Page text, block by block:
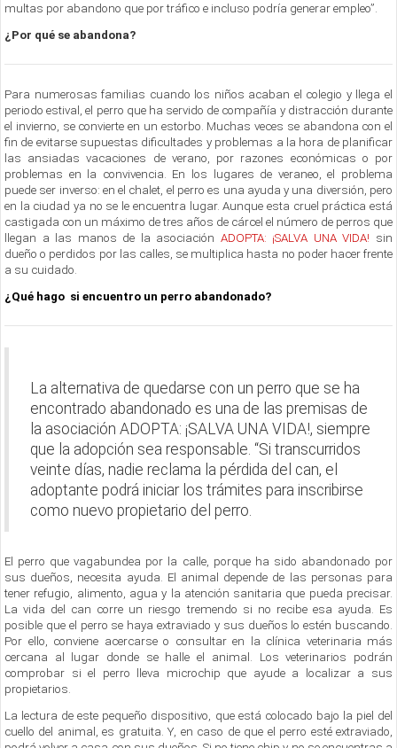
multas por abandono que por tráfico e incluso podría generar empleo”.
¿Por qué se abandona?
Para numerosas familias cuando los niños acaban el colegio y llega el
periodo estival, el perro que ha servido de compañía y distracción durante
el invierno, se convierte en un estorbo. Muchas veces se abandona con el
fin de evitarse supuestas dificultades y problemas a la hora de planificar
las ansiadas vacaciones de verano, por razones económicas o por
problemas en la convivencia. En los lugares de veraneo, el problema
puede ser inverso: en el chalet, el perro es una ayuda y una diversión, pero
en la ciudad ya no se le encuentra lugar. Aunque esta cruel práctica está
castigada con un máximo de tres años de cárcel el número de perros que
llegan a las manos de la asociación ADOPTA: ¡SALVA UNA VIDA! sin
dueño o perdidos por las calles, se multiplica hasta no poder hacer frente
a su cuidado.
¿Qué hago si encuentro un perro abandonado?
La alternativa de quedarse con un perro que se ha
encontrado abandonado es una de las premisas de
la asociación ADOPTA: ¡SALVA UNA VIDA!, siempre
que la adopción sea responsable. “Si transcurridos
veinte días, nadie reclama la pérdida del can, el
adoptante podrá iniciar los trámites para inscribirse
como nuevo propietario del perro.
El perro que vagabundea por la calle, porque ha sido abandonado por
sus dueños, necesita ayuda. El animal depende de las personas para
tener refugio, alimento, agua y la atención sanitaria que pueda precisar.
La vida del can corre un riesgo tremendo si no recibe esa ayuda. Es
posible que el perro se haya extraviado y sus dueños lo estén buscando.
Por ello, conviene acercarse o consultar en la clínica veterinaria más
cercana al lugar donde se halle el animal. Los veterinarios podrán
comprobar si el perro lleva microchip que ayude a localizar a sus
propietarios.
La lectura de este pequeño dispositivo, que está colocado bajo la piel del
cuello del animal, es gratuita. Y, en caso de que el perro esté extraviado,